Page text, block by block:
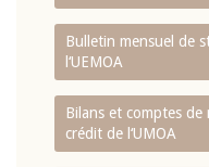
Bulletin mensuel de
l‘UEMOA
Bilans et comptes de
crédit de l‘UMOA